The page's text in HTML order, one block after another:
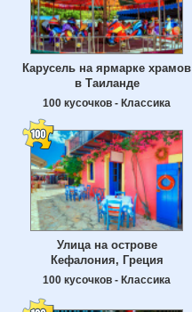
Карусель на ярмарке храмов
в Таиланде
100 кусочков - Классика
Улица на острове
Кефалония, Греция
100 кусочков - Классика